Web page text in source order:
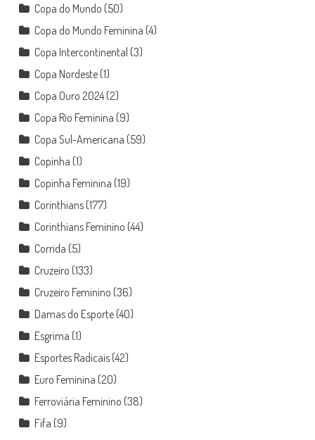
Copa do Mundo (50)
Copa do Mundo Feminina (4)
Copa Intercontinental (3)
Copa Nordeste(1)
Copa Ouro 2024(2)
Copa Rio Feminina (9)
Copa Sul-Americana (59)
Copinha (1)
Copinha Feminina (19)
Corinthians(177)
Corinthians Feminino (44)
Corrida (5)
Cruzeiro (133)
Cruzeiro Feminino (36)
Damas do Esporte(40)
Esgrima (1)
Esportes Radicais(42)
Euro Feminina (20)
Ferroviária Feminino (38)
Fifa (9)